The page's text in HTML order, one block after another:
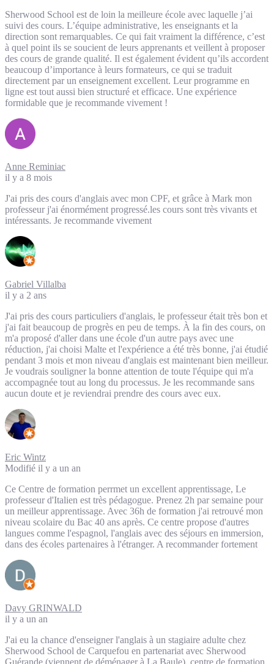
Sherwood School est de loin la meilleure école avec laquelle j’ai
suivi des cours. L’équipe administrative, les enseignants et la
direction sont remarquables. Ce qui fait vraiment la différence, c’est
à quel point ils se soucient de leurs apprenants et veillent à proposer
des cours de grande qualité. Il est également évident qu’ils accordent
beaucoup d’importance à leurs formateurs, ce qui se traduit
directement par un enseignement excellent. Leur programme en
ligne est tout aussi bien structuré et efficace. Une expérience
formidable que je recommande vivement !
Anne Reminiac
il y a 8 mois
J'ai pris des cours d'anglais avec mon CPF, et grâce à Mark mon
professeur j'ai énormément progressé.les cours sont très vivants et
intéressants. Je recommande vivement
Gabriel Villalba
il y a 2 ans
J'ai pris des cours particuliers d'anglais, le professeur était très bon et
j'ai fait beaucoup de progrès en peu de temps. À la fin des cours, on
m'a proposé d'aller dans une école d'un autre pays avec une
réduction, j'ai choisi Malte et l'expérience a été très bonne, j'ai étudié
pendant 3 mois et mon niveau d'anglais est maintenant bien meilleur.
Je voudrais souligner la bonne attention de toute l'équipe qui m'a
accompagnée tout au long du processus. Je les recommande sans
aucun doute et je reviendrai prendre des cours avec eux.
Eric Wintz
Modifié il y a un an
Ce Centre de formation perrmet un excellent apprentissage, Le
professeur d'Italien est très pédagogue. Prenez 2h par semaine pour
un meilleur apprentissage. Avec 36h de formation j'ai retrouvé mon
niveau scolaire du Bac 40 ans après. Ce centre propose d'autres
langues comme l'espagnol, l'anglais avec des séjours en immersion,
dans des écoles partenaires à l'étranger. A recommander fortement
Davy GRINWALD
il y a un an
J'ai eu la chance d'enseigner l'anglais à un stagiaire adulte chez
Sherwood School de Carquefou en partenariat avec Sherwood